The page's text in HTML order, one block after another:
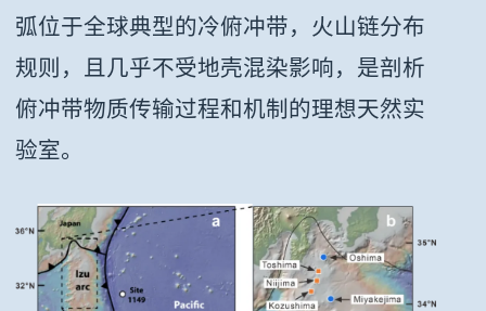
弧位于全球典型的冷俯冲带，火山链分布
规则，且几乎不受地壳混染影响，是剖析
俯冲带物质传输过程和机制的理想天然实
验室。